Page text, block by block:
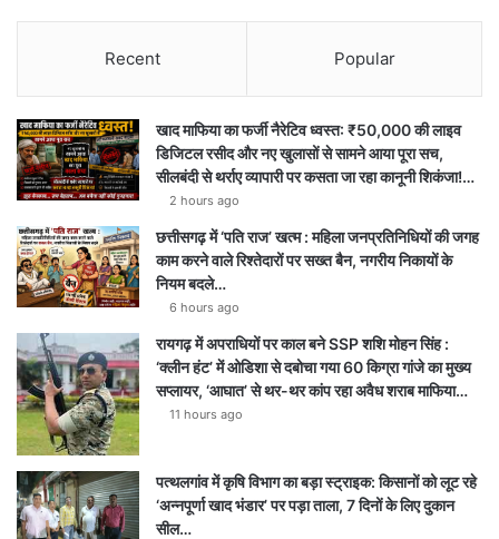
Recent Popular
खाद माफिया का फर्जी नैरेटिव ध्वस्त: ₹50,000 की लाइव
डिजिटल रसीद और नए खुलासों से सामने आया पूरा सच,
सीलबंदी से थर्राए व्यापारी पर कसता जा रहा कानूनी शिकंजा!…
2 hours ago
छत्तीसगढ़ में ‘पति राज’ खत्म : महिला जनप्रतिनिधियों की जगह
काम करने वाले रिश्तेदारों पर सख्त बैन, नगरीय निकायों के
नियम बदले…
6 hours ago
रायगढ़ में अपराधियों पर काल बने SSP शशि मोहन सिंह :
‘क्लीन हंट’ में ओडिशा से दबोचा गया 60 किग्रा गांजे का मुख्य
सप्लायर, ‘आघात’ से थर-थर कांप रहा अवैध शराब माफिया…
11 hours ago
पत्थलगांव में कृषि विभाग का बड़ा स्ट्राइक: किसानों को लूट रहे
‘अन्नपूर्णा खाद भंडार’ पर पड़ा ताला, 7 दिनों के लिए दुकान
सील…